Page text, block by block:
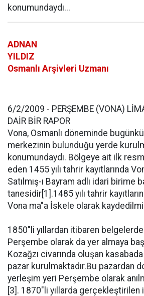
konumundaydı...
ADNAN
Osmanlı Arşivleri Uzmanı
6/2/2009 - PERŞEMBE (VONA)
DAİR BİR RAPOR
Vona, Osmanlı döneminde
merkezinin bulunduğu yerde
konumundaydı. Bölgeye ait ilk
eden 1455 yılı tahrir kayıtlarında
Satılmış-ı Bayram adlı idari birime
tanesidir[1].1485 yılı tahrir
Vona ma"a İskele olarak
1850"li yıllardan itibaren belgelerde
Perşembe olarak da yer almaya
Kozağzı civarında oluşan
pazar kurulmaktadır.Bu pazardan
yerleşim yeri Perşembe olarak
[3]. 1870"li yıllarda